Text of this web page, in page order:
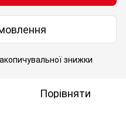
знижки
Порівняти